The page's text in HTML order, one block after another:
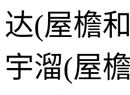
达(屋檐
宇溜(屋